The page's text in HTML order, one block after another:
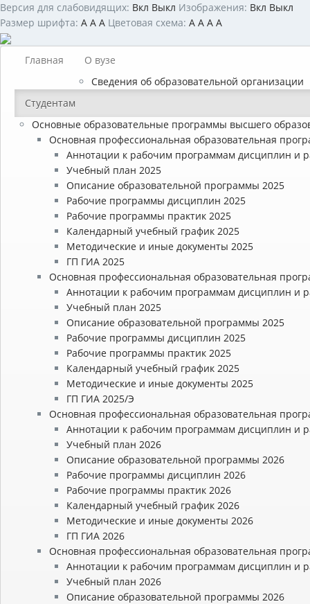
Версия для слабовидящих: Вкл Выкл Изображения: Вкл Выкл
Размер шрифта: A A A Цветовая схема: A A A A
Главная
О вузе
Сведения об образовательной организации
Студентам
Основные образовательные программы высшего
Основная профессиональная образовательная
Аннотации к рабочим программам дисциплин и
Учебный план 2025
Описание образовательной программы 2025
Рабочие программы дисциплин 2025
Рабочие программы практик 2025
Календарный учебный график 2025
Методические и иные документы 2025
ГП ГИА 2025
Основная профессиональная образовательная
Аннотации к рабочим программам дисциплин и
Учебный план 2025
Описание образовательной программы 2025
Рабочие программы дисциплин 2025
Рабочие программы практик 2025
Календарный учебный график 2025
Методические и иные документы 2025
ГП ГИА 2025/Э
Основная профессиональная образовательная
Аннотации к рабочим программам дисциплин и
Учебный план 2026
Описание образовательной программы 2026
Рабочие программы дисциплин 2026
Рабочие программы практик 2026
Календарный учебный график 2026
Методические и иные документы 2026
ГП ГИА 2026
Основная профессиональная образовательная
Аннотации к рабочим программам дисциплин и
Учебный план 2026
Описание образовательной программы 2026